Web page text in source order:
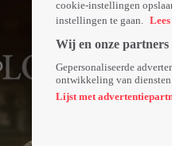
cookie-instellingen
instellingen te gaan.
Wij en onze partners
Gepersonaliseerde
ontwikkeling van
Lijst met